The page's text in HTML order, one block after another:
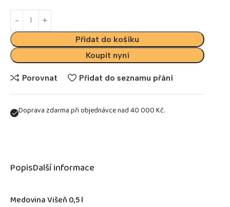
Přidat do košíku
Koupit nyní
Porovnat Přidat do seznamu přání
Doprava zdarma při objednávce nad 40 000 Kč.
PopisDalší informace
Medovina Višeň 0,5 l